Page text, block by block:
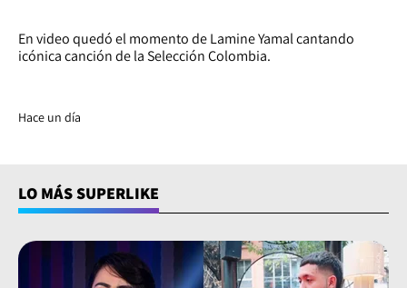
En video quedó el momento de Lamine Yamal cantando
icónica canción de la Selección Colombia.
Hace un día
LO MÁS SUPERLIKE